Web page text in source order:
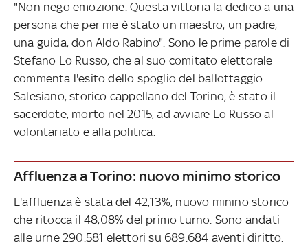
"Non nego emozione. Questa vittoria la dedico a una
persona che per me è stato un maestro, un padre,
una guida, don Aldo Rabino". Sono le prime parole di
Stefano Lo Russo, che al suo comitato elettorale
commenta l'esito dello spoglio del ballottaggio.
Salesiano, storico cappellano del Torino, è stato il
sacerdote, morto nel 2015, ad avviare Lo Russo al
volontariato e alla politica.
Affluenza a Torino: nuovo minimo storico
L'affluenza è stata del 42,13%, nuovo minino storico
che ritocca il 48,08% del primo turno. Sono andati
alle urne 290.581 elettori su 689.684 aventi diritto.